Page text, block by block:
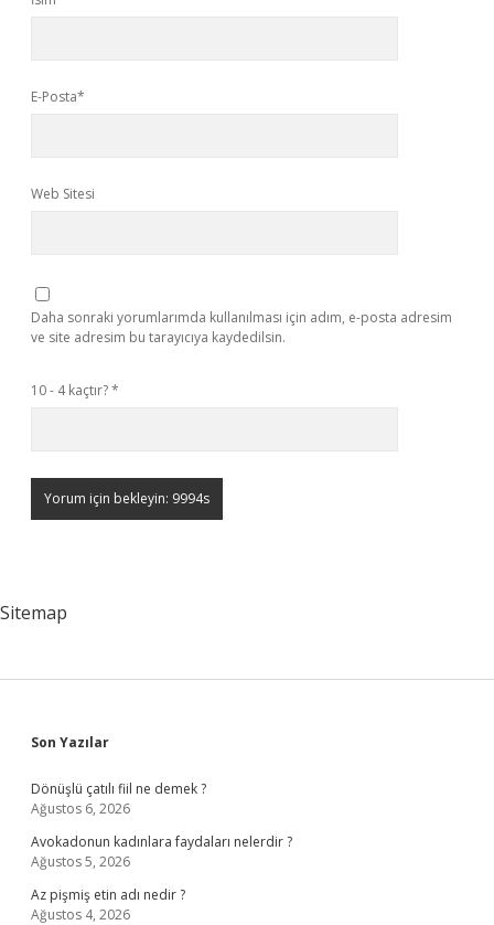
E-Posta*
Web Sitesi
Daha sonraki yorumlarımda kullanılması için adım, e-posta adresim
ve site adresim bu tarayıcıya kaydedilsin.
10 - 4 kaçtır?*
Sitemap
Sidebar
Son Yazılar
Dönüşlü çatılı fiil ne demek ?
Ağustos 6, 2026
Avokadonun kadınlara faydaları nelerdir ?
Ağustos 5, 2026
Az pişmiş etin adı nedir ?
Ağustos 4, 2026